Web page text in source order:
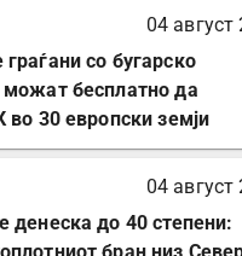
04 август
со бугарско
бесплатно да
во 30 европски земји
04 август
денеска до 40 степени: